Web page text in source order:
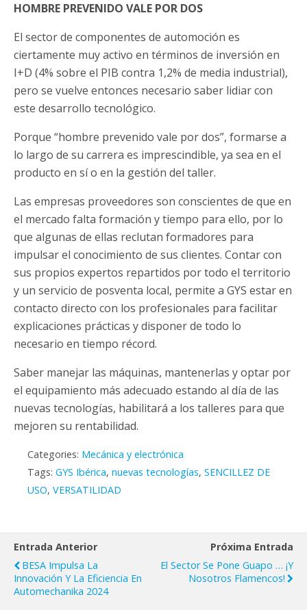
HOMBRE PREVENIDO VALE POR DOS
El sector de componentes de automoción es
ciertamente muy activo en términos de inversión en
I+D (4% sobre el PIB contra 1,2% de media industrial),
pero se vuelve entonces necesario saber lidiar con
este desarrollo tecnológico.
Porque “hombre prevenido vale por dos”, formarse a
lo largo de su carrera es imprescindible, ya sea en el
producto en sí o en la gestión del taller.
Las empresas proveedores son conscientes de que en
el mercado falta formación y tiempo para ello, por lo
que algunas de ellas reclutan formadores para
impulsar el conocimiento de sus clientes. Contar con
sus propios expertos repartidos por todo el territorio
y un servicio de posventa local, permite a GYS estar en
contacto directo con los profesionales para facilitar
explicaciones prácticas y disponer de todo lo
necesario en tiempo récord.
Saber manejar las máquinas, mantenerlas y optar por
el equipamiento más adecuado estando al día de las
nuevas tecnologías, habilitará a los talleres para que
mejoren su rentabilidad.
Categories: Mecánica y electrónica
Tags: GYS Ibérica, nuevas tecnologías, SENCILLEZ DE
USO, VERSATILIDAD
Entrada Anterior
BESA Impulsa La
Innovación Y La Eficiencia En
Automechanika 2024
Próxima Entrada
El Sector Se Pone Guapo … ¡y
Nosotros Flamencos!